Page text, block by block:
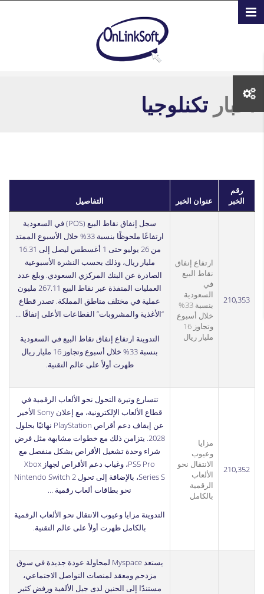
تجاوز إلى المحتوى الرئيسي
أخبار تكنلوجيا
رقم
الخبر
عنوان الخبر التفاصيل
210,353
ارتفاع إنفاق
نقاط البيع
في
السعودية
بنسبة 33%
خلال أسبوع
وتجاوز 16
مليار ريال
سجل إنفاق نقاط البيع (POS) في السعودية
ارتفاعًا ملحوظًا بنسبة 33% خلال الأسبوع الممتد
من 26 يوليو حتى 1 أغسطس ليصل إلى 16.31
مليار ريال، وذلك بحسب النشرة الأسبوعية
الصادرة عن البنك المركزي السعودي. وبلغ عدد
العمليات المنفذة عبر نقاط البيع 267.11 مليون
عملية في مختلف مناطق المملكة. تصدر قطاع
“الأغذية والمشروبات” القطاعات الأعلى إنفاقًا …
التدوينة ارتفاع إنفاق نقاط البيع في السعودية
بنسبة 33% خلال أسبوع وتجاوز 16 مليار ريال
ظهرت أولاً على عالم التقنية.
210,352
مزايا
وعيوب
الانتقال نحو
الألعاب
الرقمية
بالكامل
تتسارع وتيرة التحول نحو الألعاب الرقمية في
قطاع الألعاب الإلكترونية، مع إعلان Sony الأخير
عن إيقاف دعم أقراص PlayStation نهائيًا بحلول
2028. يتزامن ذلك مع خطوات مشابهة مثل فرض
شراء وحدة تشغيل الأقراص بشكل منفصل مع
PS5 Pro، وغياب دعم الأقراص لجهاز Xbox
Series S، بالإضافة إلى تحول Nintendo Switch 2
نحو بطاقات ألعاب رقمية …
التدوينة مزايا وعيوب الانتقال نحو الألعاب الرقمية
بالكامل ظهرت أولاً على عالم التقنية.
يستعد Myspace لمحاولة عودة جديدة في سوق
مزدحم ومعقد لمنصات التواصل الاجتماعي،
مستندًا إلى الحنين لدى جيل الألفية ورفض كثير